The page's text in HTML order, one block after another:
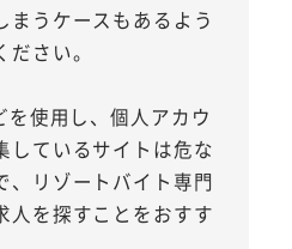
まうケースもあるよう
さい。
を使用し、個人アカウ
しているサイトは危な
、リゾートバイト専門
人を探すことをおすす